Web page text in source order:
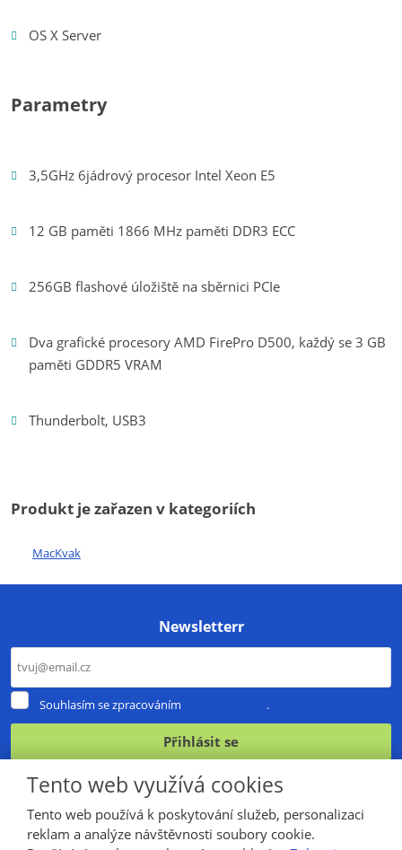
OS X Server
Parametry
3,5GHz 6jádrový procesor Intel Xeon E5
12 GB paměti 1866 MHz paměti DDR3 ECC
256GB flashové úložiště na sběrnici PCIe
Dva grafické procesory AMD FirePro D500, každý se 3 GB
paměti GDDR5 VRAM
Thunderbolt, USB3
Produkt je zařazen v kategoriích
MacKvak
Newsletterr
Souhlasím
údajů.
Souhlasím se zpracováním .
Přihlásit se
Formulář
nepodařilo
© 2026, vytvořila eBRÁNA s.r.o.
Tento web využívá cookies
Tento web používá k poskytování služeb, personalizaci
reklam a analýze návštěvnosti soubory cookie.